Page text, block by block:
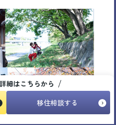
細はこちらから
移住相談する